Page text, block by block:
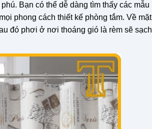
Bạn có thể dễ dàng tìm thấy các mẫu
phong cách thiết kế phòng tắm. Về mặt
đó phơi ở nơi thoáng gió là rèm sẽ sạch